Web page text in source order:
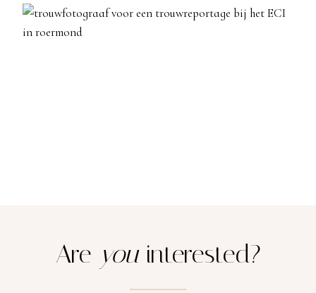
Are youinterested?